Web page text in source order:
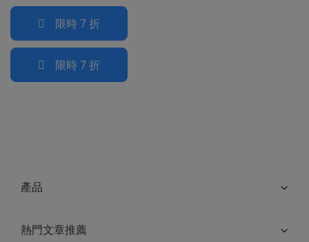
限時 7 折
限時 7 折
產品
熱門文章推薦